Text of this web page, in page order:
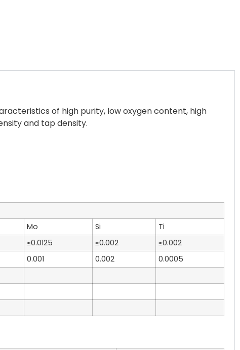
of high purity, low oxygen content, high
and tap density.
Mo Si
Ti
≤0.0125 ≤0.002
≤0.002
0.001 0.002
0.0005